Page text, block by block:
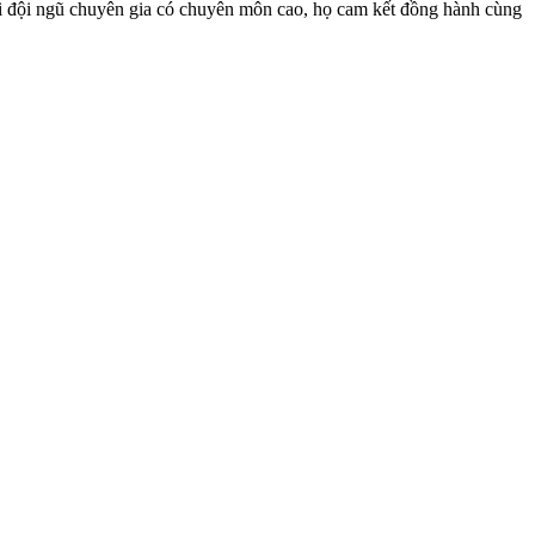
ngũ chuyên gia có chuyên môn cao, họ cam kết đồng hành cùng